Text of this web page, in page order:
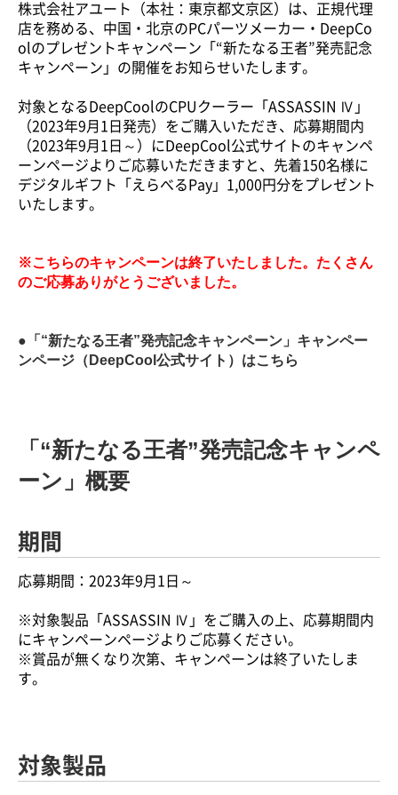
株式会社アユート（本社：東京都文京区）は、正規代理
店を務める、中国・北京のPCパーツメーカー・DeepCo
olのプレゼントキャンペーン「“新たなる王者”発売記念
キャンペーン」の開催をお知らせいたします。
対象となるDeepCoolのCPUクーラー「ASSASSIN Ⅳ」
（2023年9月1日発売）をご購入いただき、応募期間内
（2023年9月1日～）にDeepCool公式サイトのキャンペ
ーンページよりご応募いただきますと、先着150名様に
デジタルギフト「えらべるPay」1,000円分をプレゼント
いたします。
※こちらのキャンペーンは終了いたしました。たくさん
のご応募ありがとうございました。
●「“新たなる王者”発売記念キャンペーン」キャンペー
ンページ（DeepCool公式サイト）はこちら
「“新たなる王者”発売記念キャンペ
ーン」概要
期間
応募期間：2023年9月1日～
※対象製品「ASSASSIN Ⅳ」をご購入の上、応募期間内
にキャンペーンページよりご応募ください。
※賞品が無くなり次第、キャンペーンは終了いたしま
す。
対象製品